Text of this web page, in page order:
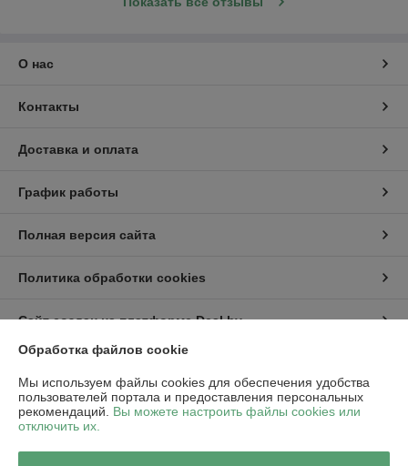
О нас
Контакты
Доставка и оплата
График работы
Полная версия сайта
Политика обработки cookies
Сайт создан на платформе Deal.by
Информация для покупателя
Юридическое лицо:ООО "Пампбай"
220018, г. Минск, ул. Максима Горецкого, д. 14, пом. 503, каб. 1-8
Регистрационный номер ЕГР: 192849128
Обработка файлов cookie
Мы используем файлы cookies для обеспечения удобства
пользователей портала и предоставления персональных
рекомендаций. Вы можете настроить файлы cookies или
отключить их.